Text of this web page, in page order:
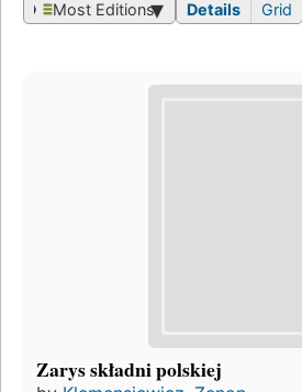
Most Editions Details Grid
Zarys składni polskiej